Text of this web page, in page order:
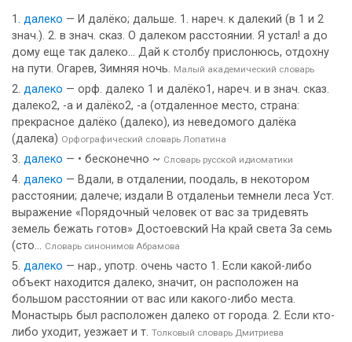
далеко — И далёко; дальше. 1. нареч. к далекий (в 1 и 2
знач.). 2. в знач. сказ. О далеком расстоянии. Я устал! а до
дому еще так далеко… Дай к столбу прислонюсь, отдохну
на пути. Огарев, Зимняя ночь. Малый академический словарь
далеко — орф. далеко 1 и далёко1, нареч. и в знач. сказ.
далеко2, -а и далёко2, -а (отдаленное место, страна:
прекрасное далёко (далеко), из неведомого далёка
(далека) Орфографический словарь Лопатина
далеко — • бесконечно ~ Словарь русской идиоматики
далеко — Вдали, в отдалении, поодаль, в некотором
расстоянии; далече; издали В отдаленьи темнели леса Уст.
выражение «Порядочный человек от вас за тридевять
земель бежать готов» Достоевский На край света За семь
(сто... Словарь синонимов Абрамова
далеко — нар., употр. очень часто 1. Если какой-либо
объект находится далеко, значит, он расположен на
большом расстоянии от вас или какого-либо места.
Монастырь был расположен далеко от города. 2. Если кто-
либо уходит, уезжает и т. Толковый словарь Дмитриева